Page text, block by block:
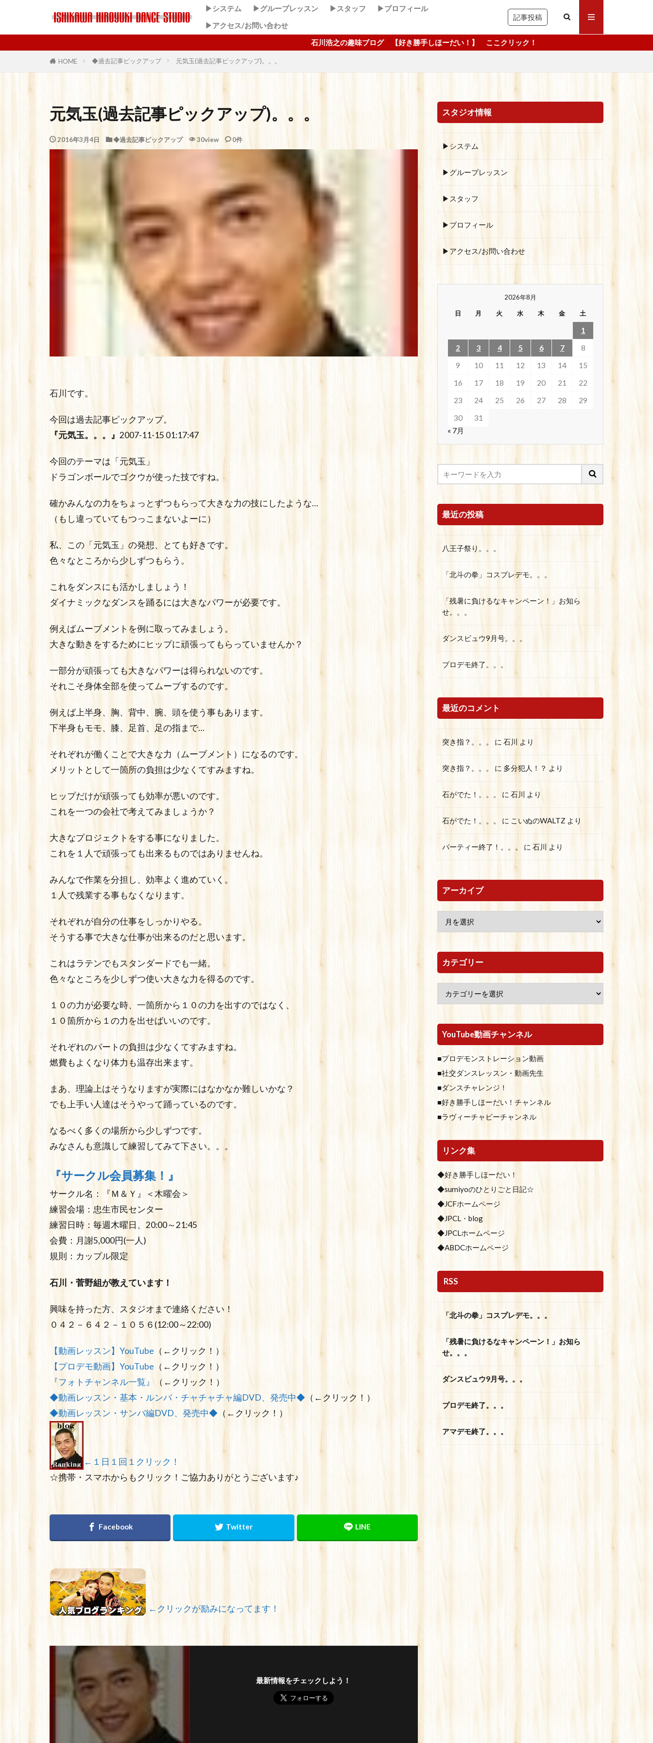
▶システム ▶グループレッスン ▶スタッフ
▶プロフィール
▶アクセス/お問い合わせ
記事投稿
石川浩之の趣味ブログ 【好き勝手しほーだい！】 ここクリック！
HOME ◆過去記事ピックアップ 元気玉(過去記事ピックアップ)。。。
元気玉(過去記事ピックアップ)。。。
2016年3月4日 ◆過去記事ピックアップ 30view 0件
石川です。
今回は過去記事ピックアップ。
『元気玉。。。』 2007-11-15 01:17:47
今回のテーマは「元気玉」
ドラゴンボールでゴクウが使った技ですね。
確かみんなの力をちょっとずつもらって大きな力の技にしたような…
（もし違っていてもつっこまないよーに）
私、この「元気玉」の発想、とても好きです。
色々なところから少しずつもらう。
これをダンスにも活かしましょう！
ダイナミックなダンスを踊るには大きなパワーが必要です。
例えばムーブメントを例に取ってみましょう。
大きな動きをするためにヒップに頑張ってもらっていませんか？
一部分が頑張っても大きなパワーは得られないのです。
それこそ身体全部を使ってムーブするのです。
例えば上半身、胸、背中、腕、頭を使う事もあります。
下半身もモモ、膝、足首、足の指まで…
それぞれが働くことで大きな力（ムーブメント）になるのです。
メリットとして一箇所の負担は少なくてすみますね。
ヒップだけが頑張っても効率が悪いのです。
これを一つの会社で考えてみましょうか？
大きなプロジェクトをする事になりました。
これを１人で頑張っても出来るものではありませんね。
みんなで作業を分担し、効率よく進めていく。
１人で残業する事もなくなります。
それぞれが自分の仕事をしっかりやる。
そうする事で大きな仕事が出来るのだと思います。
これはラテンでもスタンダードでも一緒。
色々なところを少しずつ使い大きな力を得るのです。
１０の力が必要な時、一箇所から１０の力を出すのではなく、
１０箇所から１の力を出せばいいのです。
それぞれのパートの負担は少なくてすみますね。
燃費もよくなり体力も温存出来ます。
まあ、理論上はそうなりますが実際にはなかなか難しいかな？
でも上手い人達はそうやって踊っているのです。
なるべく多くの場所から少しずつです。
みなさんも意識して練習してみて下さい。。。
『サークル会員募集！』
サークル名：『Ｍ＆Ｙ』＜木曜会＞
練習会場：忠生市民センター
練習日時：毎週木曜日、20:00～21:45
会費：月謝5,000円(一人)
規則：カップル限定
石川・菅野組が教えています！
興味を持った方、スタジオまで連絡ください！
０４２－６４２－１０５６(12:00～22:00)
【動画レッスン】YouTube （←クリック！）
【プロデモ動画】YouTube （←クリック！）
『フォトチャンネル一覧』
（←クリック！）
◆動画レッスン・基本・ルンバ・チャチャチャ編DVD、発売中◆ （←クリック！）
◆動画レッスン・サンバ編DVD、発売中◆ （←クリック！）
←１日１回１クリック！
☆携帯・スマホからもクリック！ご協力ありがとうございます♪
←クリックが励みになってます！
最新情報をチェックしよう！
スタジオ情報
▶システム
▶グループレッスン
▶スタッフ
▶プロフィール
▶アクセス/お問い合わせ
2026年8月
日 月 火 水 木 金 土
1
2
3 4 5 6 7
8
9
10 11 12 13 14
15
16
17 18 19 20 21
22
23
24 25 26 27 28
29
30
31
« 7月
最近の投稿
八王子祭り。。。
「北斗の拳」コスプレデモ。。。
「残暑に負けるなキャンペーン！」お知ら
せ。。。
ダンスビュウ9月号。。。
プロデモ終了。。。
最近のコメント
突き指？。。。 に 石川 より
突き指？。。。 に 多分犯人！？ より
石がでた！。。。 に 石川 より
石がでた！。。。 に こいぬのWALTZ より
パーティー終了！。。。 に 石川 より
アーカイブ
カテゴリー
YouTube動画チャンネル
■プロデモンストレーション動画
■社交ダンスレッスン・動画先生
■ダンスチャレンジ！
■好き勝手しほーだい！チャンネル
■ラヴィーチャビーチャンネル
リンク集
◆好き勝手しほーだい！
◆sumiyoのひとりごと日記☆
◆JCFホームページ
◆JPCL・blog
◆JPCLホームページ
◆ABDCホームページ
RSS
「北斗の拳」コスプレデモ。。。
「残暑に負けるなキャンペーン！」お知ら
せ。。。
ダンスビュウ9月号。。。
プロデモ終了。。。
アマデモ終了。。。